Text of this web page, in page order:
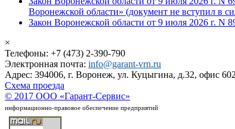
Воронежской области» (документ не вступил в
Закон Воронежской области от 9 июля 2026 г. N
×
Телефоны: +7 (473) 2-390-790
Электронная почта: info@garant-vrn.ru
Адрес: 394006, г. Воронеж, ул. Куцыгина, д.32, офис 602
Схема проезда
© 2017 ООО «Гарант-Сервис»
информационно-правовое обеспечение предприятий